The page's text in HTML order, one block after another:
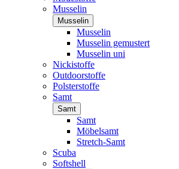
Musselin
Musselin
Musselin
Musselin gemustert
Musselin uni
Nickistoffe
Outdoorstoffe
Polsterstoffe
Samt
Samt
Samt
Möbelsamt
Stretch-Samt
Scuba
Softshell